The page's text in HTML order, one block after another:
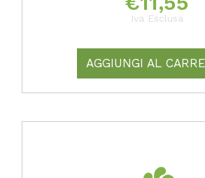
Iva Esclusa
AGGIUNGI AL